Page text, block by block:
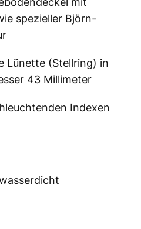
spezieller Björn-
Lünette (Stellring) in
43 Millimeter
Indexen